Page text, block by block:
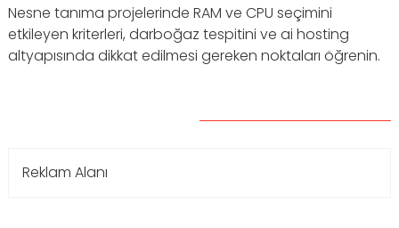
Nesne tanıma projelerinde RAM ve CPU seçimini
etkileyen kriterleri, darboğaz tespitini ve ai hosting
altyapısında dikkat edilmesi gereken noktaları öğrenin.
Reklam Alanı